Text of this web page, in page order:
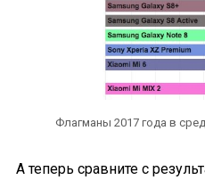
Флагманы 2017 года в
А теперь сравните с